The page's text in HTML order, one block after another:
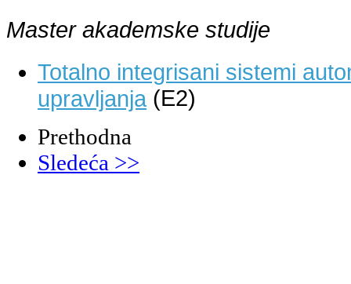
Master akademske studije
Totalno integrisani sistemi
upravljanja (E2)
Prethodna
Sledeća >>